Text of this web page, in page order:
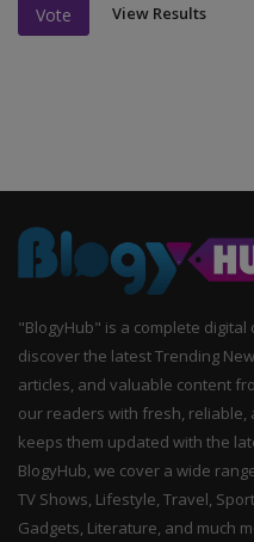
Vote View Results
"BlogyHub" is a complete
discover the latest Trending
articles, and valuable content
our readers with fresh,
keeps them updated with the
BlogyHub, we cover a wide
TV Shows, Lifestyle, Travel,
Gadgets, Literature, and much